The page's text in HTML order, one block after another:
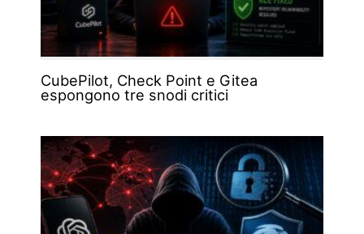
CubePilot, Check Point e Gitea
espongono tre snodi critici